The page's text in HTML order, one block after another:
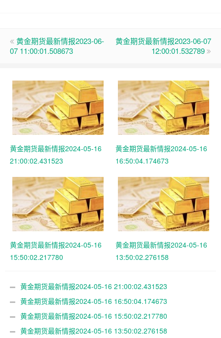
黄金期货最新情报2023-06-
07 11:00:01.508673
黄金期货最新情报2023-06-07
12:00:01.532789
黄金期货最新情报2024-05-16
21:00:02.431523
黄金期货最新情报2024-05-16
16:50:04.174673
黄金期货最新情报2024-05-16
15:50:02.217780
黄金期货最新情报2024-05-16
13:50:02.276158
黄金期货最新情报2024-05-16 21:00:02.431523
黄金期货最新情报2024-05-16 16:50:04.174673
黄金期货最新情报2024-05-16 15:50:02.217780
黄金期货最新情报2024-05-16 13:50:02.276158